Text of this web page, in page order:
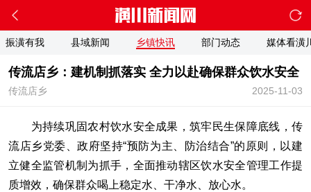
振潢有我 县域新闻 乡镇快讯 部门动态 媒体看潢
传流店乡：建机制抓落实 全力以赴确保群众饮水安全
2025-11-03
传流店乡
为持续巩固农村饮水安全成果，筑牢民生保障底线，传
流店乡党委、政府坚持“预防为主、防治结合”的原则，以建
立健全监管机制为抓手，全面推动辖区饮水安全管理工作提
质增效，确保群众喝上稳定水、干净水、放心水。